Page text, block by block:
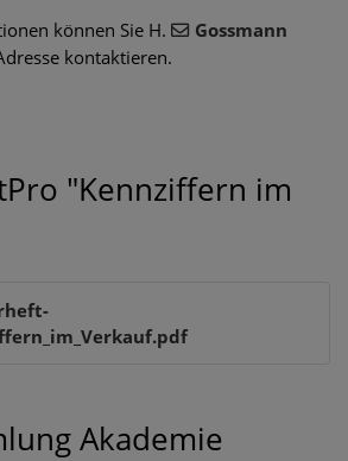
können Sie H.
Gossmann
kontaktieren.
"Kennziffern im
Akademie